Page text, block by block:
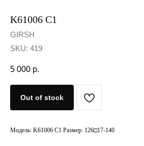
K61006 C1
GIRSH
SKU: 419
5 000 р.
Out of stock
Модель: K61006 C1 Размер: 126□17-140